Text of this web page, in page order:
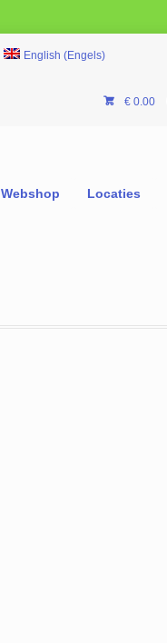
English (Engels)
€0.00
Webshop Locaties